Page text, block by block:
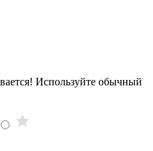
Используйте обычный